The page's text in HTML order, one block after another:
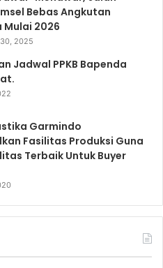
Bebas Angkutan
2026
2025
Jadwal PPKB Bapenda
Garmindo
Fasilitas Produksi Guna
Terbaik Untuk Buyer